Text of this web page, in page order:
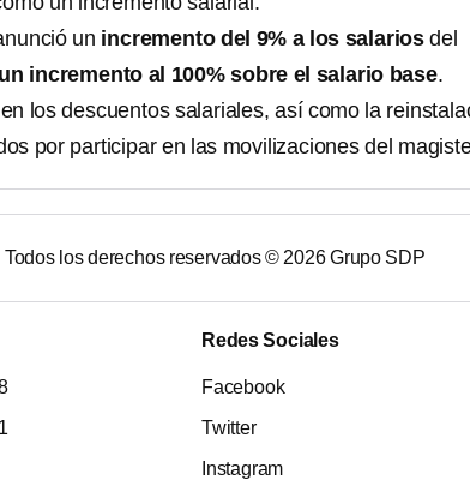
un incremento del 9% a los salarios del
incremento al 100% sobre el salario base.
los descuentos salariales, así como la
por participar en las movilizaciones del
Todos los derechos reservados © 2026Grupo SDP
Redes Sociales
Facebook
Twitter
Instagram